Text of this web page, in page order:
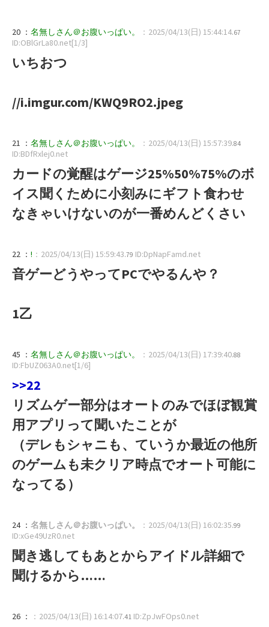
20 ： 名無しさん＠お腹いっぱい。 ：2025/04/13(日) 15:44:14.67
ID:OBlGrLa80.net[1/3]
いちおつ
//i.imgur.com/KWQ9RO2.jpeg
21 ： 名無しさん＠お腹いっぱい。 ：2025/04/13(日) 15:57:39.84
ID:BDfRxlej0.net
カードの覚醒はゲージ25%50%75%のボ
イス聞くために小刻みにギフト食わせ
なきゃいけないのが一番めんどくさい
22 ： ! ：2025/04/13(日) 15:59:43.79 ID:DpNapFamd.net
音ゲーどうやってPCでやるんや？
1乙
45 ： 名無しさん＠お腹いっぱい。 ：2025/04/13(日) 17:39:40.88
ID:FbUZ063A0.net[1/6]
>>22
リズムゲー部分はオートのみでほぼ観賞
用アプリって聞いたことが
（デレもシャニも、ていうか最近の他所
のゲームも未クリア時点でオート可能に
なってる）
24 ： 名無しさん＠お腹いっぱい。 ：2025/04/13(日) 16:02:35.99
ID:xGe49UzR0.net
聞き逃してもあとからアイドル詳細で
聞けるから……
26 ： ：2025/04/13(日) 16:14:07.41 ID:ZpJwFOps0.net